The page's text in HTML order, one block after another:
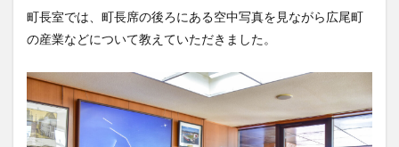
町長室では、町長席の後ろにある空中写真を見ながら広尾町
の産業などについて教えていただきました。